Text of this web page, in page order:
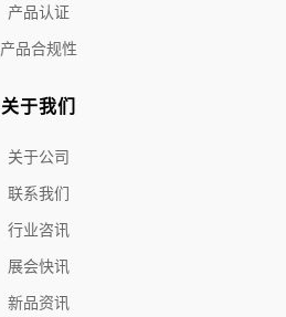
产品认证
产品合规性
关于我们
关于公司
联系我们
行业咨讯
展会快讯
新品资讯